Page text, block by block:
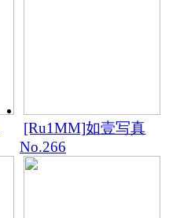
[Ru1MM]如壹写真
No.266